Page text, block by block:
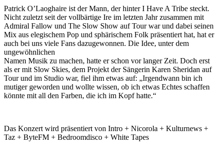
Patrick O’Laoghaire ist der Mann, der hinter I Have A Tribe steckt.
Nicht zuletzt seit der vollbärtige Ire im letzten Jahr zusammen mit
Admiral Fallow und The Slow Show auf Tour war und dabei seinen
Mix aus elegischem Pop und sphärischem Folk präsentiert hat, hat er
auch bei uns viele Fans dazugewonnen. Die Idee, unter dem
ungewöhnlichen
Namen Musik zu machen, hatte er schon vor langer Zeit. Doch erst
als er mit Slow Skies, dem Projekt der Sängerin Karen Sheridan auf
Tour und im Studio war, fiel ihm etwas auf: „Irgendwann bin ich
mutiger geworden und wollte wissen, ob ich etwas Echtes schaffen
könnte mit all den Farben, die ich im Kopf hatte.“
Das Konzert wird präsentiert von Intro + Nicorola + Kulturnews +
Taz + ByteFM + Bedroomdisco + White Tapes